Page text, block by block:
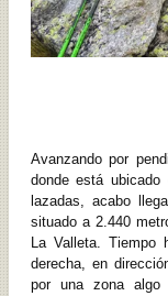
Avanzando por
donde está ubicado
lazadas, acabo
situado a 2.440
La Valleta. Tiempo
derecha, en
por una zona algo